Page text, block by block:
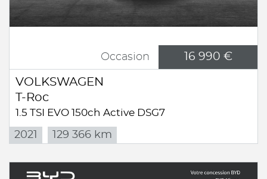
Occasion 16 990 €
VOLKSWAGEN
T-Roc
1.5 TSI EVO 150ch Active DSG7
2021 129 366 km